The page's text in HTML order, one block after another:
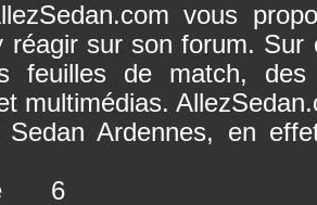
vous
réagir sur son forum.
feuilles de match, des
multimédias.
Sedan Ardennes, en